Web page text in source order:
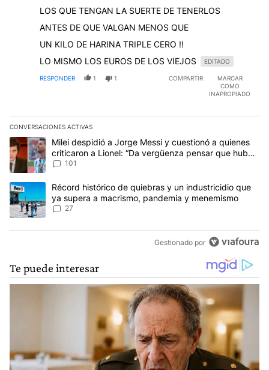
LOS QUE TENGAN LA SUERTE DE TENERLOS
ANTES DE QUE VALGAN MENOS QUE
UN KILO DE HARINA TRIPLE CERO !!
LO MISMO LOS EUROS DE LOS VIEJOS
EDITADO
RESPONDER 1 1 COMPARTIR
MARCAR
COMO
INAPROPIADO
CONVERSACIONES ACTIVAS
Este listado muestra los artículos con más comentarios en los
Un artículo de tendencia con el título "Milei despidió a Jorge
Milei despidió a Jorge Messi y cuestionó a quienes
criticaron a Lionel: “Da vergüenza pensar que hubo
anti-Messi”
101
Un artículo de tendencia con el título "Récord histórico de
Récord histórico de quiebras y un industricidio que
ya supera a macrismo, pandemia y menemismo
27
Gestionado por